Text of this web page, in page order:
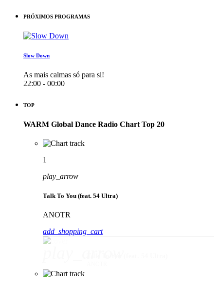
PRÓXIMOS PROGRAMAS
Slow Down
As mais calmas só para si!
22:00 - 00:00
TOP
WARM Global Dance Radio Chart Top 20
1
play_arrow
Talk To You (feat. 54 Ultra)
ANOTR
add_shopping_cart